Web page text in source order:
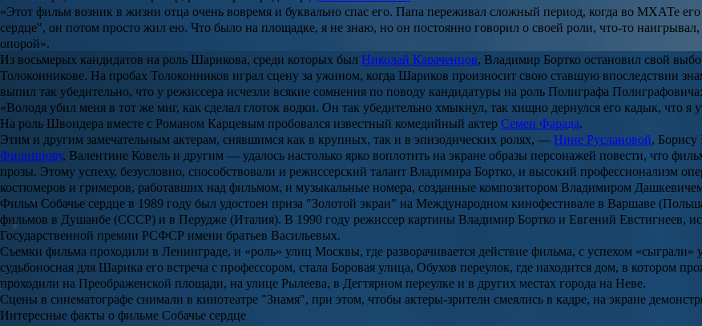
«Этот фильм возник в жизни отца очень вовремя и буквально спас его. Папа переживал сложный период, когда во МХАТе
сердце", он потом просто жил ею. Что было на площадке, я не знаю, но он постоянно говорил о своей роли, что-то
опорой».
Из восьмерых кандидатов на роль Шарикова, среди которых был Николай Караченцов, Владимир Бортко остановил свой
Толоконникове. На пробах Толоконников играл сцену за ужином, когда Шариков произносит свою ставшую впоследствии
выпил так убедительно, что у режиссера исчезли всякие сомнения по поводу кандидатуры на роль Полиграфа Полиграфовича:
«Володя убил меня в тот же миг, как сделал глоток водки. Он так убедительно хмыкнул, так хищно дернулся его кадык, что я
На роль Швондера вместе с Романом Карцевым пробовался известный комедийный актер Семен Фарада.
Этим и другим замечательным актерам, снявшимся как в крупных, так и в эпизодических ролях, — Нине Руслановой, Борису
Филиппову, Валентине Ковель и другим — удалось настолько ярко воплотить на экране образы персонажей повести, что
прозы. Этому успеху, безусловно, способствовали и режиссерский талант Владимира Бортко, и высокий профессионализм
костюмеров и гримеров, работавших над фильмом, и музыкальные номера, созданные композитором Владимиром
Фильм Собачье сердце в 1989 году был удостоен приза "Золотой экран" на Международном кинофестивале в Варшаве
фильмов в Душанбе (СССР) и в Перудже (Италия). В 1990 году режиссер картины Владимир Бортко и Евгений Евстигнеев,
Государственной премии РСФСР имени братьев Васильевых.
Съемки фильма проходили в Ленинграде, и «роль» улиц Москвы, где разворачивается действие фильма, с успехом
судьбоносная для Шарика его встреча с профессором, стала Боровая улица, Обухов переулок, где находится дом, в котором
проходили на Преображенской площади, на улице Рылеева, в Дегтярном переулке и в других местах города на Неве.
Сцены в синематографе снимали в кинотеатре "Знамя", при этом, чтобы актеры-зрители смеялись в кадре, на экране
Интересные факты о фильме Собачье сердце